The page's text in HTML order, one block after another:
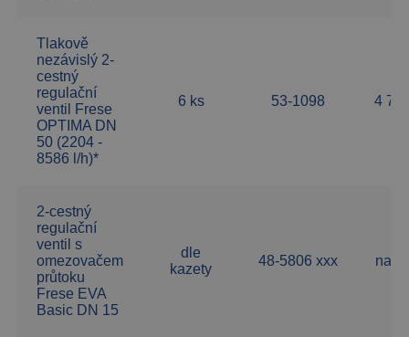
Tlakově
nezávislý 2-
cestný
regulační
ventil Frese
OPTIMA DN
50 (2204 -
8586 l/h)*
6 ks 53-1098 4
2-cestný
regulační
ventil s
omezovačem
průtoku
Frese EVA
Basic DN 15
dle
kazety
48-5806 xxx na